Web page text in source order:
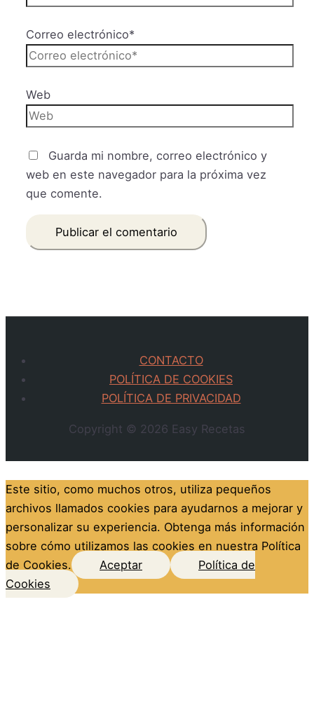
Correo electrónico*
Web
Guarda mi nombre, correo electrónico y
web en este navegador para la próxima vez
que comente.
CONTACTO
POLÍTICA DE COOKIES
POLÍTICA DE PRIVACIDAD
Copyright © 2026 Easy Recetas
Este sitio, como muchos otros, utiliza pequeños
archivos llamados cookies para ayudarnos a mejorar y
personalizar su experiencia. Obtenga más información
sobre cómo utilizamos las cookies en nuestra Política
de Cookies.
Aceptar
Política de
Cookies